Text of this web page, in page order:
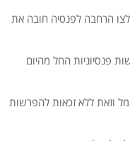
הרחבה לפנסיה חובה את
פנסיוניות החל מהיום
לזכאות להפרשות לגמל וזאת ללא זכאות להפרשות